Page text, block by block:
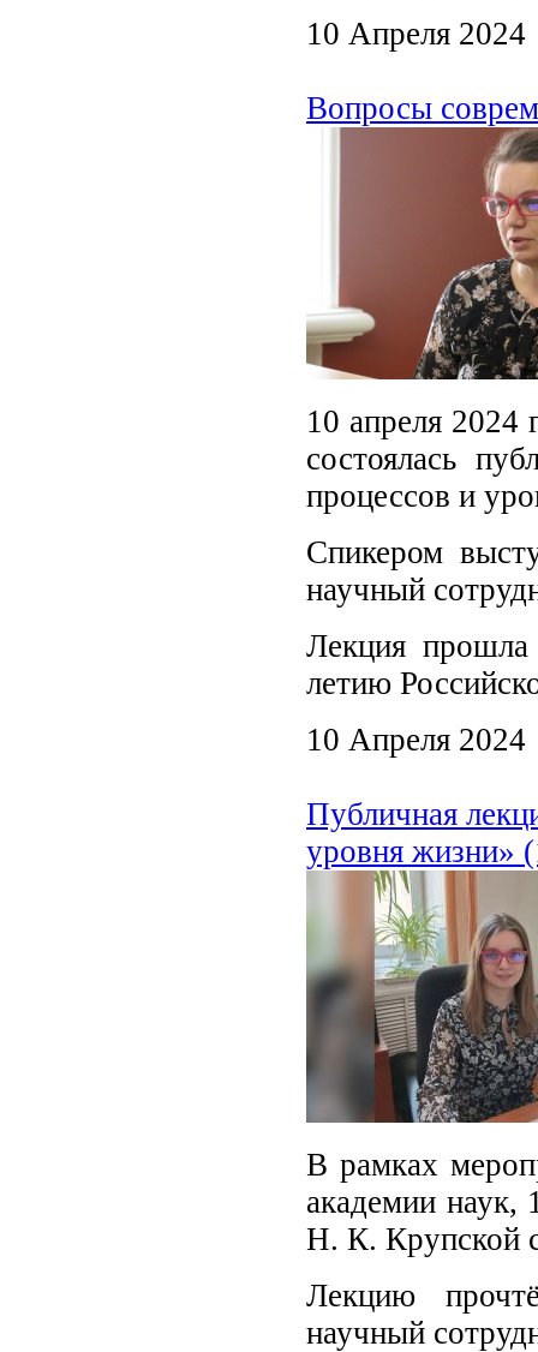
10 Апреля 2024
Вопросы
10 апреля 2024
состоялась
процессов и
Спикером
научный
Лекция
летию
10 Апреля 2024
Публичная
уровня жизни»
В рамках
академии наук,
Н. К. Крупской
Лекцию
научный